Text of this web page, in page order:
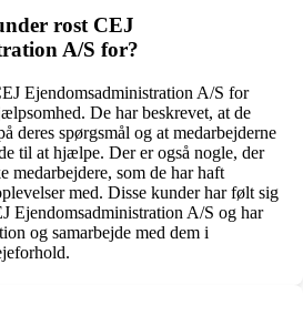
rost CEJ
A/S for?
Ejendomsadministration A/S for
De har beskrevet, at de
deres spørgsmål og at medarbejderne
til at hjælpe. Der er også nogle, der
medarbejdere, som de har haft
med. Disse kunder har følt sig
Ejendomsadministration A/S og har
og samarbejde med dem i